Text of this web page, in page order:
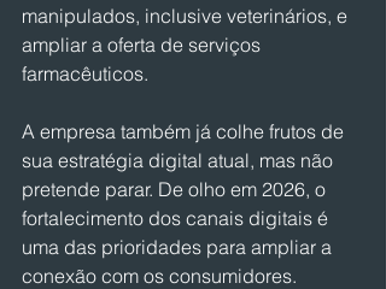
manipulados, inclusive veterinários, e
ampliar a oferta de serviços
farmacêuticos.
A empresa também já colhe frutos de
sua estratégia digital atual, mas não
pretende parar. De olho em 2026, o
fortalecimento dos canais digitais é
uma das prioridades para ampliar a
conexão com os consumidores.